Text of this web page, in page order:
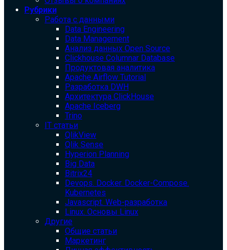
Рубрики
Работа с данными
Data Engineering
Data Management
Анализ данных Open Source
Clickhouse Columnar Database
Продуктовая аналитика
Apache Airflow Tutorial
Разработка DWH
Архитектура ClickHouse
Apache Iceberg
Trino
IT статьи
QlikView
Qlik Sense
Hyperion Planning
Big Data
Bitrix24
Devops. Docker. Docker-Compose.
Kubernetes
Javascript. Web-разработка
Linux. Основы Linux
Другие
Общие статьи
Маркетинг